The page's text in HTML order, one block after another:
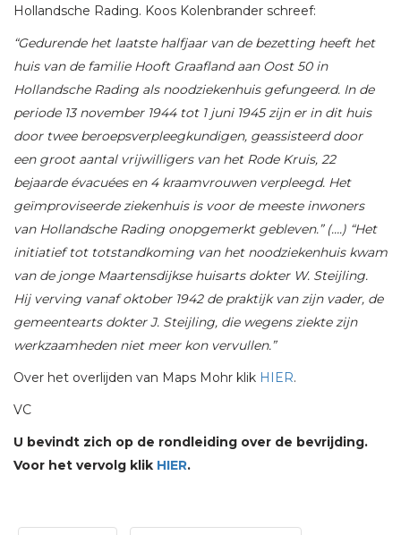
Hollandsche Rading. Koos Kolenbrander schreef:
“Gedurende het laatste halfjaar van de bezetting heeft het
huis van de familie Hooft Graafland aan Oost 50 in
Hollandsche Rading als noodziekenhuis gefungeerd. In de
periode 13 november 1944 tot 1 juni 1945 zijn er in dit huis
door twee beroepsverpleegkundigen, geassisteerd door
een groot aantal vrijwilligers van het Rode Kruis, 22
bejaarde évacuées en 4 kraamvrouwen verpleegd. Het
geïmproviseerde ziekenhuis is voor de meeste inwoners
van Hollandsche Rading onopgemerkt gebleven.” (….) “Het
initiatief tot totstandkoming van het noodziekenhuis kwam
van de jonge Maartensdijkse huisarts dokter W. Steijling.
Hij verving vanaf oktober 1942 de praktijk van zijn vader, de
gemeentearts dokter J. Steijling, die wegens ziekte zijn
werkzaamheden niet meer kon vervullen.”
Over het overlijden van Maps Mohr klik HIER.
VC
U bevindt zich op de rondleiding over de bevrijding.
Voor het vervolg klik HIER.